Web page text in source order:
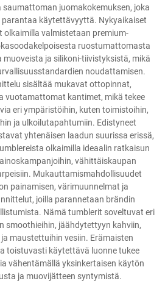
saumattoman juomakokemuksen, joka
käytettävyyttä. Nykyaikaiset
olkaimilla valmistetaan premium-
ruostumattomasta
muoveista ja silikoni-tiivistyksistä, mikä
noudattamisen.
sisältää mukavat ottopinnat,
vuotamattomat kantimet, mikä tekee
eri ympäristöihin, kuten toimistoihin,
ja ulkoilutapahtumiin. Edistyneet
yhtenäisen laadun suurissa erissä,
olkaimilla ideaalin ratkaisun
vähittäiskaupan
Mukauttamismahdollisuudet
painamisen, värimuunnelmat ja
joilla parannetaan brändin
Nämä tumblerit soveltuvat eri
smoothieihin, jäähdytettyyn kahviin,
maustettuihin vesiin. Erämaisten
toistuvasti käytettävä luonne tukee
vähentämällä yksinkertaisen käytön
ja muovijätteen syntymistä.